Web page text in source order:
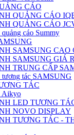
CÁO
QUẢNG CÁO
QUẢNG CÁO
cáo Summy
SAMSUNG CAO
SAMSUNG GIÁ
TRUNG CẤP
tương tác SAMSUNG
TÁC
Aikyo
LED TƯƠNG
NOVO DISPLAY
TƯƠNG TÁC -